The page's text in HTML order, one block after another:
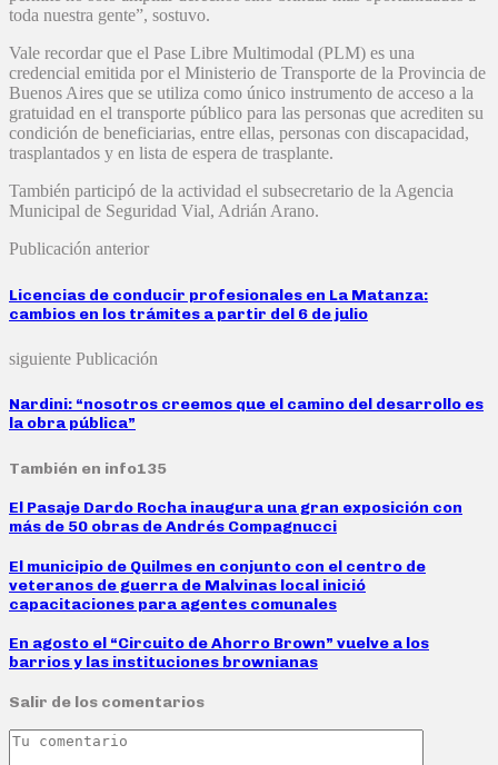
toda nuestra gente”, sostuvo.
Vale recordar que el Pase Libre Multimodal (PLM) es una
credencial emitida por el Ministerio de Transporte de la Provincia de
Buenos Aires que se utiliza como único instrumento de acceso a la
gratuidad en el transporte público para las personas que acrediten su
condición de beneficiarias, entre ellas, personas con discapacidad,
trasplantados y en lista de espera de trasplante.
También participó de la actividad el subsecretario de la Agencia
Municipal de Seguridad Vial, Adrián Arano.
Publicación anterior
Licencias de conducir profesionales en La Matanza:
cambios en los trámites a partir del 6 de julio
siguiente Publicación
Nardini: “nosotros creemos que el camino del desarrollo es
la obra pública”
También en info135
El Pasaje Dardo Rocha inaugura una gran exposición con
más de 50 obras de Andrés Compagnucci
El municipio de Quilmes en conjunto con el centro de
veteranos de guerra de Malvinas local inició
capacitaciones para agentes comunales
En agosto el “Circuito de Ahorro Brown” vuelve a los
barrios y las instituciones brownianas
Salir de los comentarios